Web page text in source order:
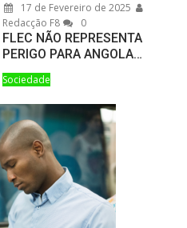
17 de Fevereiro de 2025
Redacção F8
0
FLEC NÃO REPRESENTA
PERIGO PARA ANGOLA…
Sociedade